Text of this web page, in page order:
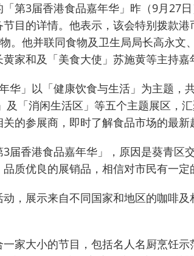
第3届香港食品嘉年华」昨（9月27
目的详情。 他表示，该会特别拨款
。 他并联同食物及卫生局局长高永文
家和及「美食大使」苏施黄等主持嘉
华」以「健康饮食与生活」为主题，
「消闲生活区」等五个主题展区，
的参展商，即时了解食品市场的最新
届香港食品嘉年华」，原因是葵青
质优良的展销品，相信对市民有一定
，展示来自不同国家和地区的咖啡
家大小的节目，包括名人名厨烹饪